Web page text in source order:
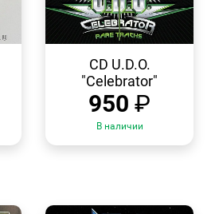
ПРОСМОТР
CD U.D.O.
"Celebrator"
950 ₽
В наличии